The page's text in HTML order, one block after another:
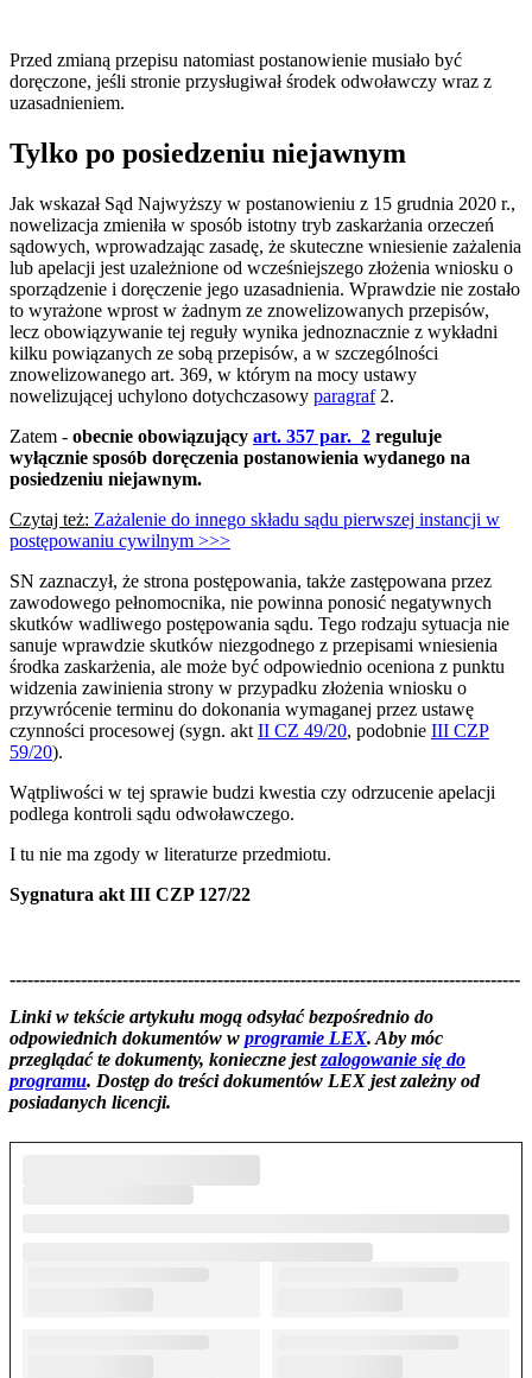
Przed zmianą przepisu natomiast postanowienie musiało być
doręczone, jeśli stronie przysługiwał środek odwoławczy wraz z
uzasadnieniem.
Tylko po posiedzeniu niejawnym
Jak wskazał Sąd Najwyższy w postanowieniu z 15 grudnia 2020 r.,
nowelizacja zmieniła w sposób istotny tryb zaskarżania orzeczeń
sądowych, wprowadzając zasadę, że skuteczne wniesienie zażalenia
lub apelacji jest uzależnione od wcześniejszego złożenia wniosku o
sporządzenie i doręczenie jego uzasadnienia. Wprawdzie nie zostało
to wyrażone wprost w żadnym ze znowelizowanych przepisów,
lecz obowiązywanie tej reguły wynika jednoznacznie z wykładni
kilku powiązanych ze sobą przepisów, a w szczególności
znowelizowanego art. 369, w którym na mocy ustawy
nowelizującej uchylono dotychczasowy paragraf 2.
Zatem - obecnie obowiązujący art. 357 par. 2 reguluje
wyłącznie sposób doręczenia postanowienia wydanego na
posiedzeniu niejawnym.
Czytaj też: Zażalenie do innego składu sądu pierwszej instancji w
postępowaniu cywilnym >>>
SN zaznaczył, że strona postępowania, także zastępowana przez
zawodowego pełnomocnika, nie powinna ponosić negatywnych
skutków wadliwego postępowania sądu. Tego rodzaju sytuacja nie
sanuje wprawdzie skutków niezgodnego z przepisami wniesienia
środka zaskarżenia, ale może być odpowiednio oceniona z punktu
widzenia zawinienia strony w przypadku złożenia wniosku o
przywrócenie terminu do dokonania wymaganej przez ustawę
czynności procesowej (sygn. akt II CZ 49/20, podobnie III CZP
59/20).
Wątpliwości w tej sprawie budzi kwestia czy odrzucenie apelacji
podlega kontroli sądu odwoławczego.
I tu nie ma zgody w literaturze przedmiotu.
Sygnatura akt III CZP 127/22
--------------------------------------------------------------------------------------
Linki w tekście artykułu mogą odsyłać bezpośrednio do
odpowiednich dokumentów w programie LEX. Aby móc
przeglądać te dokumenty, konieczne jestzalogowanie się do
programu. Dostęp do treści dokumentów LEX jest zależny od
posiadanych licencji.